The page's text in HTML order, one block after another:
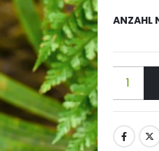
ANZAHL